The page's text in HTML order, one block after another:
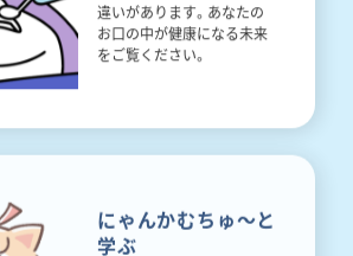
違いがあります。あなたの
お口の中が健康になる未来
をご覧ください。
にゃんかむちゅ〜と
学ぶ